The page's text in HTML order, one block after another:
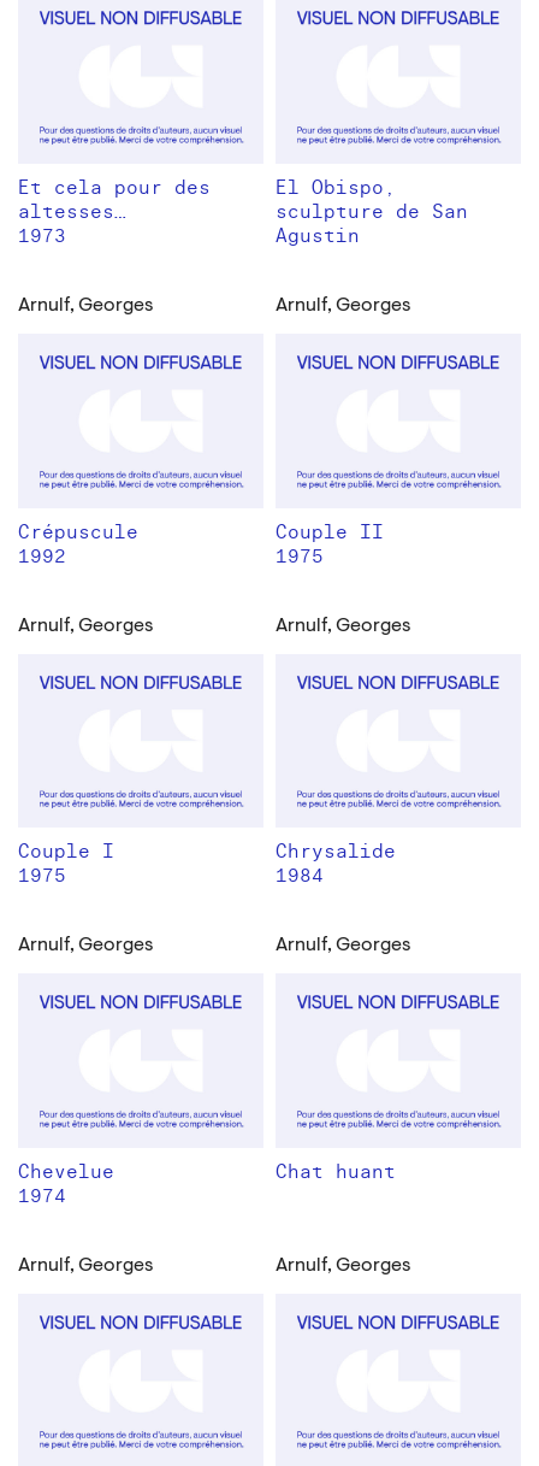
Et cela pour des
altesses…
1973
El Obispo,
sculpture de San
Agustin
Arnulf, Georges
Crépuscule
1992
Arnulf, Georges
Couple II
1975
Arnulf, Georges
Couple I
1975
Arnulf, Georges
Chrysalide
1984
Arnulf, Georges
Chevelue
1974
Arnulf, Georges
Chat huant
Arnulf, Georges Arnulf, Georges